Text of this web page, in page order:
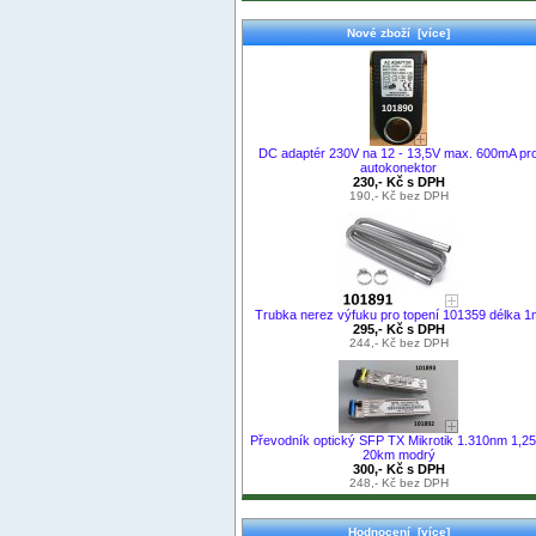
Nové zboží [více]
DC adaptér 230V na 12 - 13,5V max. 600mA
autokonektor
230,- Kč s DPH
190,- Kč bez DPH
Trubka nerez výfuku pro topení 101359 délka
295,- Kč s DPH
244,- Kč bez DPH
Převodník optický SFP TX Mikrotik 1.310nm
20km modrý
300,- Kč s DPH
248,- Kč bez DPH
Hodnocení [více]